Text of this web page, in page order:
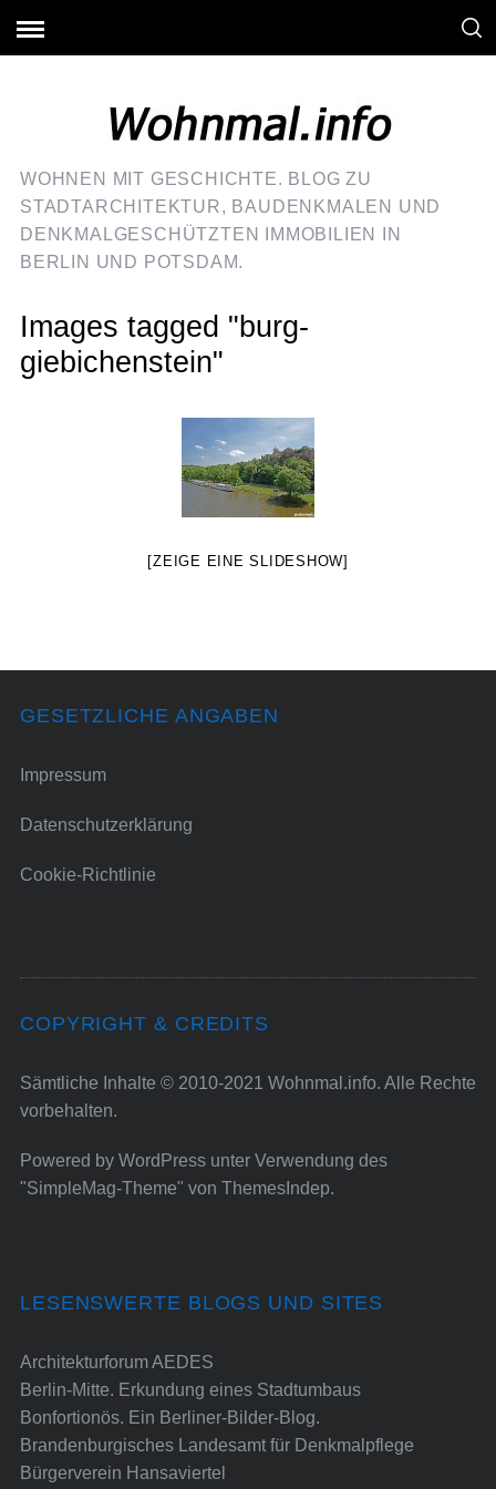
WOHNEN MIT GESCHICHTE. BLOG ZU
STADTARCHITEKTUR, BAUDENKMALEN UND
DENKMALGESCHÜTZTEN IMMOBILIEN IN
BERLIN UND POTSDAM.
Images tagged "burg-
giebichenstein"
[ZEIGE EINE SLIDESHOW]
GESETZLICHE ANGABEN
Impressum
Datenschutzerklärung
Cookie-Richtlinie
COPYRIGHT & CREDITS
Sämtliche Inhalte © 2010-2021 Wohnmal.info. Alle Rechte
vorbehalten.
Powered by WordPressunter Verwendung des
"SimpleMag-Theme" von ThemesIndep.
LESENSWERTE BLOGS UND SITES
Architekturforum AEDES
Berlin-Mitte. Erkundung eines Stadtumbaus
Bonfortionös. Ein Berliner-Bilder-Blog.
Brandenburgisches Landesamt für Denkmalpflege
Bürgerverein Hansaviertel